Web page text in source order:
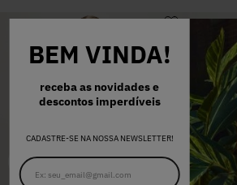
BEM VINDA!
receba as novidades e
descontos imperdíveis
CADASTRE-SE NA NOSSA NEWSLETTER!